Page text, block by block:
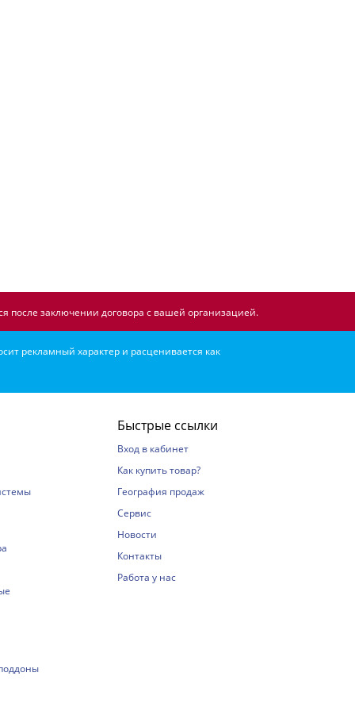
заключении договора с вашей организацией.
рекламный характер и расценивается как
Быстрые ссылки
Вход в кабинет
Как купить товар?
География продаж
Сервис
Новости
Контакты
Работа у нас